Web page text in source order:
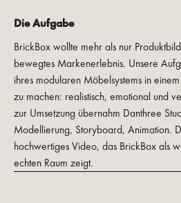
Die Aufgabe
BrickBox wollte mehr als nur
bewegtes Markenerlebnis. Unsere
ihres modularen Möbelsystems in
zu machen: realistisch, emotional und
zur Umsetzung übernahm Danthree
Modellierung, Storyboard, Animation.
hochwertiges Video, das BrickBox als
echten Raum zeigt.